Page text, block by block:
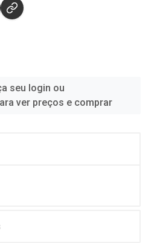
seu login ou
ver preços e comprar